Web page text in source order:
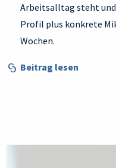
Arbeitsalltag steht
Profil plus konkrete
Wochen.
Beitrag lesen